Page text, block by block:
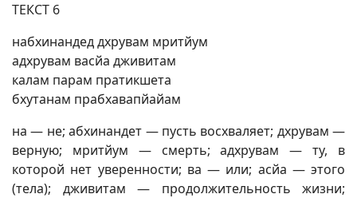
ТЕКСТ 6
набхинандед дхрувам мритйум
адхрувам васйа дживитам
калам парам пратикшета
бхутанам прабхавапйайам
на — не; абхинандет — пусть восхваляет; дхрувам —
верную; мритйум — смерть; адхрувам — ту, в
которой нет уверенности; ва — или; асйа — этого
(тела); дживитам — продолжительность жизни;